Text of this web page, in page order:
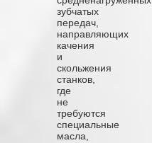
зубчатых
передач,
направляющих
качения
и
скольжения
станков,
где
не
требуются
специальные
масла,